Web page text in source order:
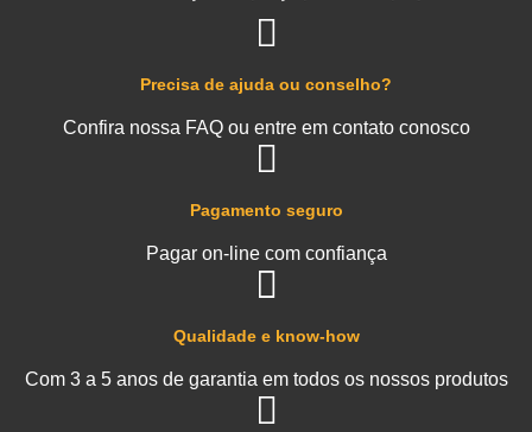
Qualidade e know-how
Com 3 a 5 anos de garantia em todos os nossos produtos
Pagamento seguro
Pagar on-line com confiança
Precisa de ajuda ou conselho?
Confira nossa FAQ ou entre em contato conosco